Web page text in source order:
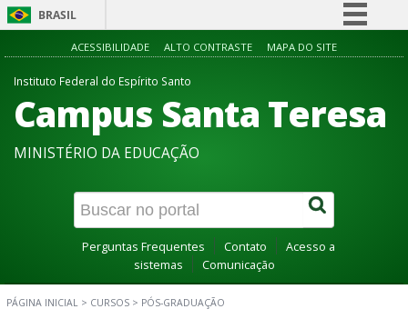
BRASIL
Simplifique!
Participe
Acesso à informação
Canais
ACESSIBILIDADE ALTO CONTRASTE MAPA DO SITE
Instituto Federal do Espírito Santo
Campus Santa Teresa
MINISTÉRIO DA EDUCAÇÃO
Perguntas Frequentes Contato
Acesso a
sistemas
Comunicação
PÁGINA INICIAL > CURSOS > PÓS-GRADUAÇÃO